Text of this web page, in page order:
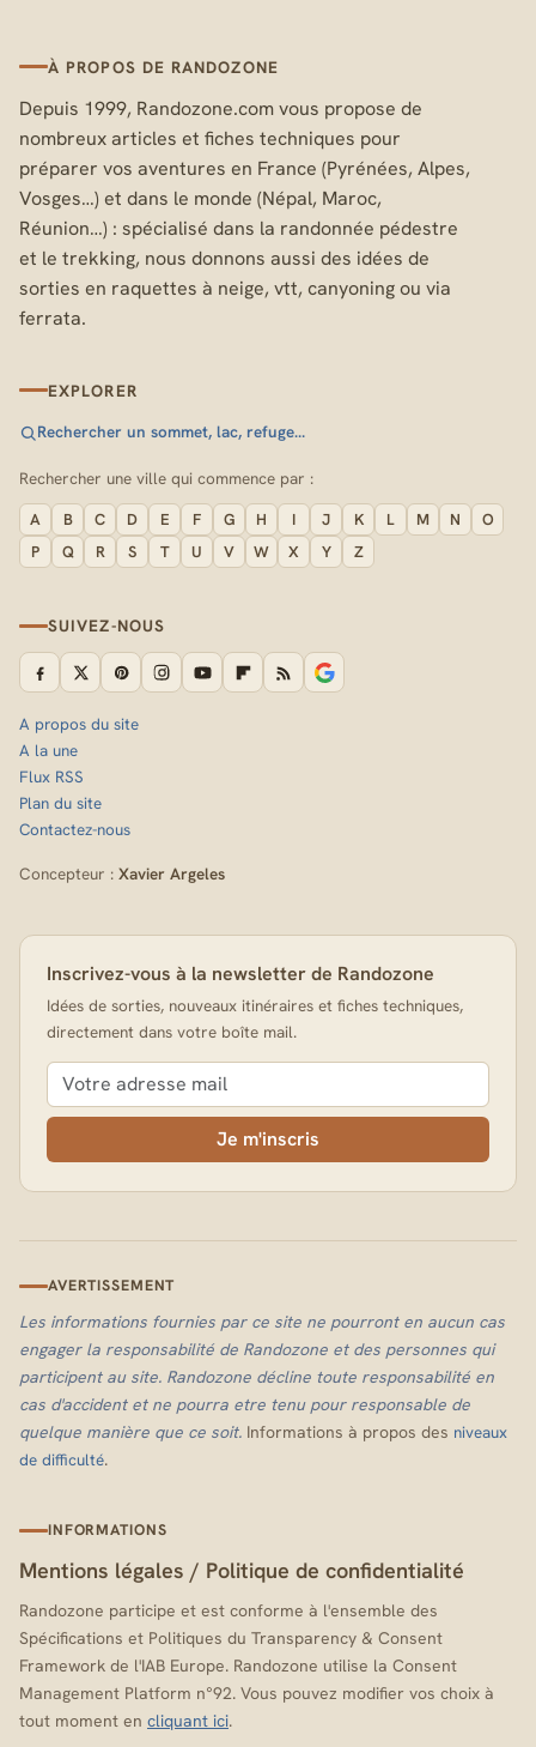
À PROPOS DE RANDOZONE
Depuis 1999, Randozone.com vous propose de
nombreux articles et fiches techniques pour
préparer vos aventures en France (Pyrénées, Alpes,
Vosges…) et dans le monde (Népal, Maroc,
Réunion…) : spécialisé dans la randonnée pédestre
et le trekking, nous donnons aussi des idées de
sorties en raquettes à neige, vtt, canyoning ou via
ferrata.
EXPLORER
Rechercher un sommet, lac, refuge…
Rechercher une ville qui commence par :
A B C D E F G H I J K L M N
O
P
Q R S T U V W X Y Z
SUIVEZ-NOUS
A propos du site
A la une
Flux RSS
Plan du site
Contactez-nous
Concepteur : Xavier Argeles
Inscrivez-vous à la newsletter de Randozone
Idées de sorties, nouveaux itinéraires et fiches techniques,
directement dans votre boîte mail.
Je m'inscris
AVERTISSEMENT
Les informations fournies par ce site ne pourront en aucun cas
engager la responsabilité de Randozone et des personnes qui
participent au site. Randozone décline toute responsabilité en
cas d'accident et ne pourra etre tenu pour responsable de
quelque manière que ce soit. Informations à propos des niveaux
de difficulté.
INFORMATIONS
Mentions légales / Politique de confidentialité
Randozone participe et est conforme à l'ensemble des
Spécifications et Politiques du Transparency & Consent
Framework de l'IAB Europe. Randozone utilise la Consent
Management Platform n°92. Vous pouvez modifier vos choix à
tout moment en cliquant ici.